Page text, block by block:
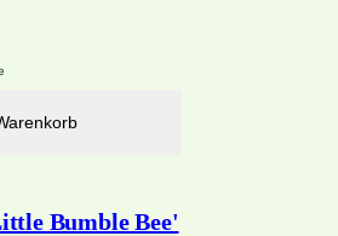
Bumble Bee'